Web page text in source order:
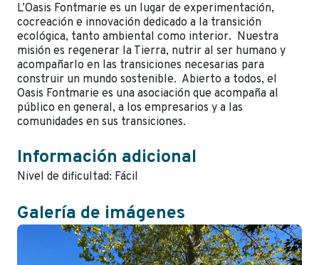
L’Oasis Fontmarie es un lugar de experimentación,
cocreación e innovación dedicado a la transición
ecológica, tanto ambiental como interior. Nuestra
misión es regenerar la Tierra, nutrir al ser humano y
acompañarlo en las transiciones necesarias para
construir un mundo sostenible. Abierto a todos, el
Oasis Fontmarie es una asociación que acompaña al
público en general, a los empresarios y a las
comunidades en sus transiciones.
Información adicional
Nivel de dificultad: Fácil
Galería de imágenes